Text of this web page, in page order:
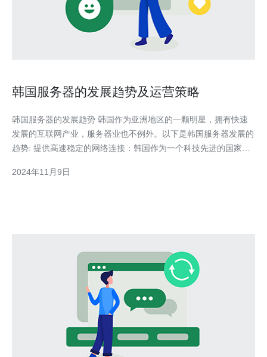
韩国服务器的发展趋势及运营策略
韩国服务器的发展趋势 韩国作为亚洲地区的一颗明星，拥有快速
发展的互联网产业，服务器业也不例外。以下是韩国服务器发展的
趋势: 提供高速稳定的网络连接：韩国作为一个科技先进的国家，
调数据安全性：随着数据泄露事件的频繁发生，对于数据安全的重
2024年11月9日